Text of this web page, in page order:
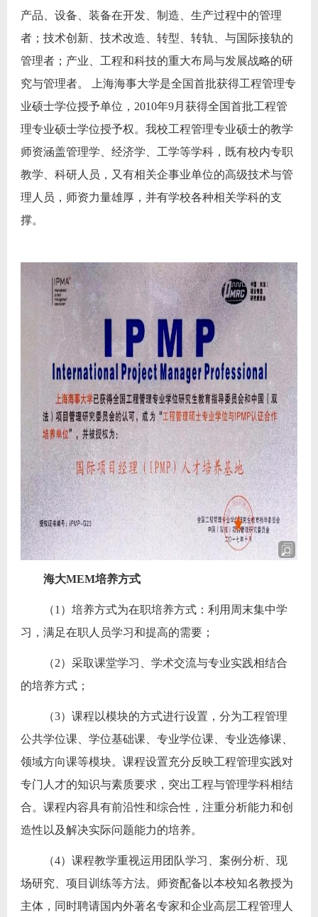
产品、设备、装备在开发、制造、生产过程中的管理
者；技术创新、技术改造、转型、转轨、与国际接轨的
管理者；产业、工程和科技的重大布局与发展战略的研
究与管理者。 上海海事大学是全国首批获得工程管理专
业硕士学位授予单位，2010年9月获得全国首批工程管
理专业硕士学位授予权。我校工程管理专业硕士的教学
师资涵盖管理学、经济学、工学等学科，既有校内专职
教学、科研人员，又有相关企事业单位的高级技术与管
理人员，师资力量雄厚，并有学校各种相关学科的支
撑。
海大MEM培养方式
（1）培养方式为在职培养方式：利用周末集中学
习，满足在职人员学习和提高的需要；
（2）采取课堂学习、学术交流与专业实践相结合
的培养方式；
（3）课程以模块的方式进行设置，分为工程管理
公共学位课、学位基础课、专业学位课、专业选修课、
领域方向课等模块。课程设置充分反映工程管理实践对
专门人才的知识与素质要求，突出工程与管理学科相结
合。课程内容具有前沿性和综合性，注重分析能力和创
造性以及解决实际问题能力的培养。
（4）课程教学重视运用团队学习、案例分析、现
场研究、项目训练等方法。师资配备以本校知名教授为
主体，同时聘请国内外著名专家和企业高层工程管理人